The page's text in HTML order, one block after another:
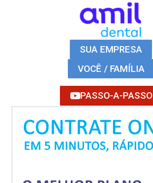
SUA EMPRESA
VOCÊ / FAMÍLIA
PASSO-A-PASSO